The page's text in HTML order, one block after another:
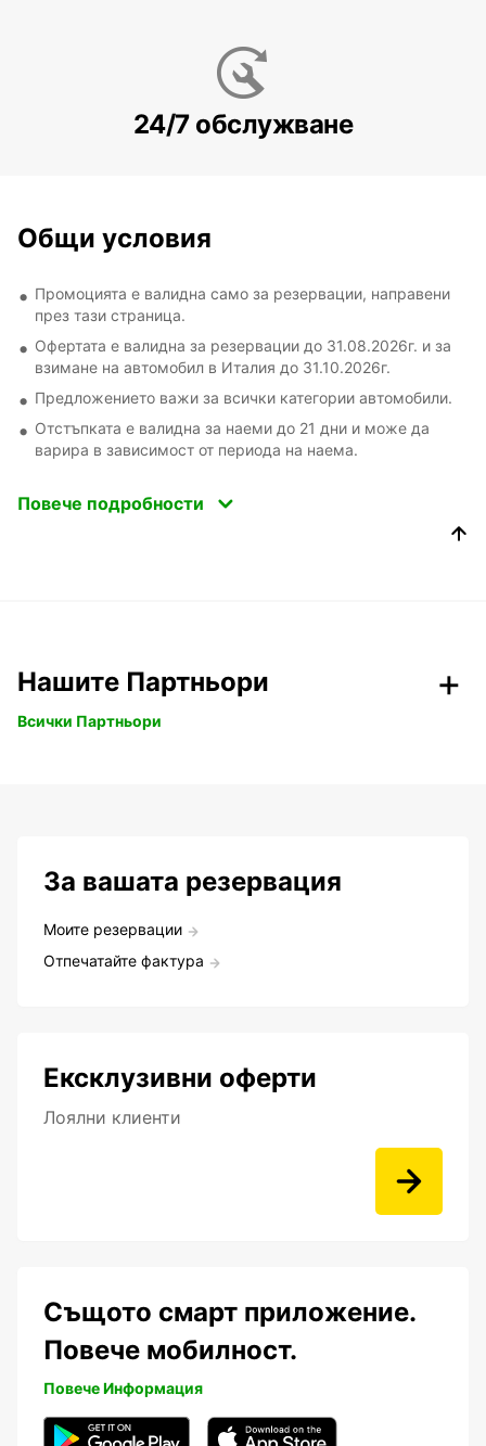
24/7 обслужване
Общи условия
Промоцията е валидна само за резервации, направени
през тази страница.
Офертата е валидна за резервации до 31.08.2026г. и за
взимане на автомобил в Италия до 31.10.2026г.
Предложението важи за всички категории автомобили.
Отстъпката е валидна за наеми до 21 дни и може да
варира в зависимост от периода на наема.
Повече подробности
Нашите Партньори
Всички Партньори
За вашата резервация
Моите резервации
Отпечатайте фактура
Ексклузивни оферти
Лоялни клиенти
Същото смарт приложение.
Повече мобилност.
Повече Информация